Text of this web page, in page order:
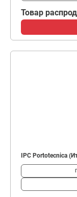
Товар
IPC Portotecnica